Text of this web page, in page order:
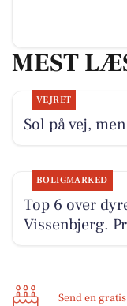
MEST
VEJRET
Sol på vej,
BOLIGMARKED
Top 6 over
Vissenbjerg.
Send en